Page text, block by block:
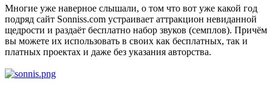
Многие уже наверное слышали, о том что вот уже какой год
подряд сайт Sonniss.com устраивает аттракцион невиданной
щедрости и раздаёт бесплатно набор звуков (семплов). Причём
вы можете их использовать в своих как бесплатных, так и
платных проектах и даже без указания авторства.